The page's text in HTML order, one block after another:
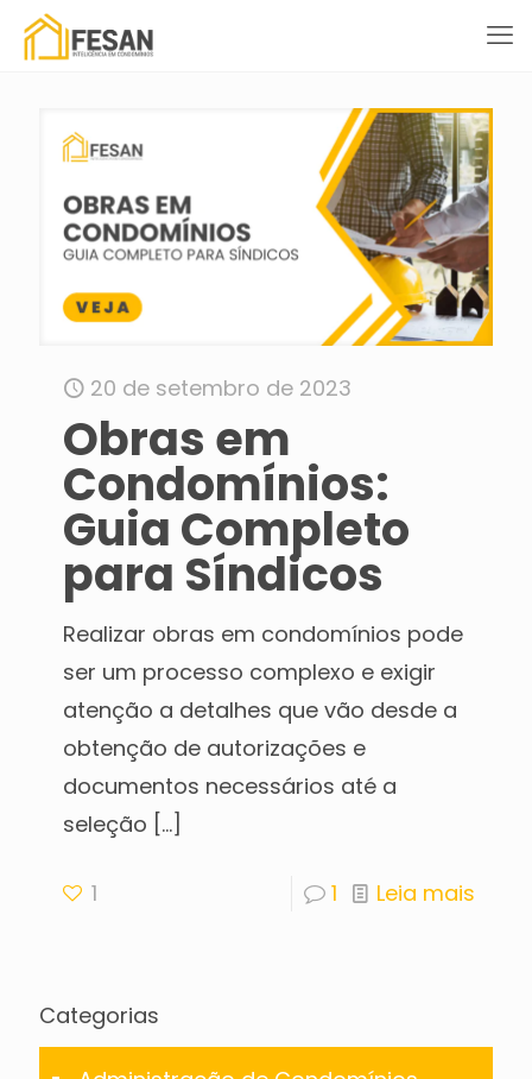
20 de setembro de 2023
Obras em
Condomínios:
Guia Completo
para Síndicos
Realizar obras em condomínios pode
ser um processo complexo e exigir
atenção a detalhes que vão desde a
obtenção de autorizações e
documentos necessários até a
seleção […]
1 1 Leia mais
Categorias